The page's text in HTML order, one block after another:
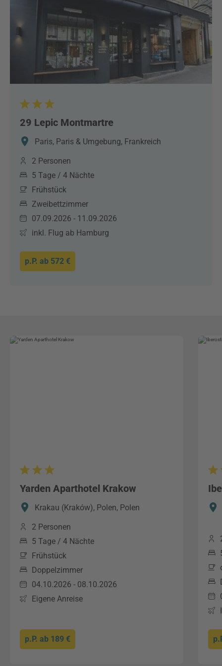
29 Lepic Montmartre
Paris, Paris & Umgebung, Frankreich
2 Personen
5 Tage / 4 Nächte
Frühstück
Zweibettzimmer
07.09.2026 - 11.09.2026
inkl. Flug ab Hamburg
p.P. ab 572 €
Yarden Aparthotel Krakow
Krakau (Kraków), Polen, Polen
2 Personen
5 Tage / 4 Nächte
Frühstück
Doppelzimmer
04.10.2026 - 08.10.2026
Eigene Anreise
p.P. ab 189 €